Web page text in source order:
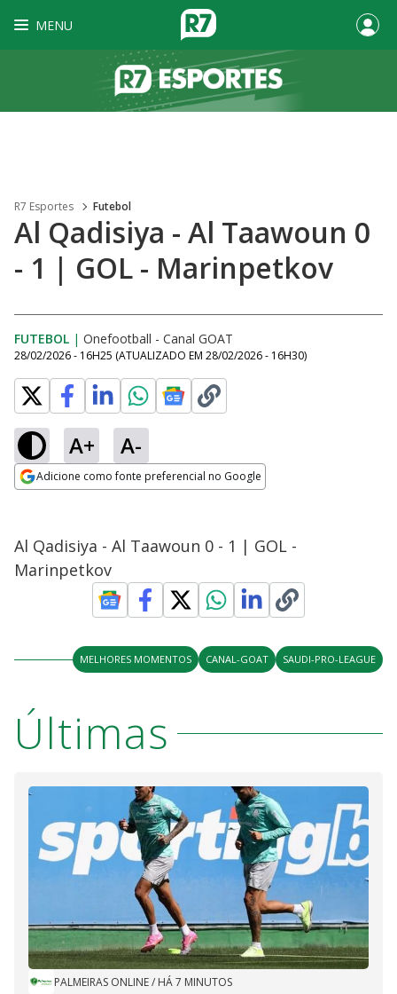
MENU
R7 Esportes Futebol
Al Qadisiya - Al Taawoun 0
- 1 | GOL - Marinpetkov
FUTEBOL | Onefootball - Canal GOAT
28/02/2026 - 16H25 (ATUALIZADO EM 28/02/2026 - 16H30)
A+ A-
Adicione como fonte preferencial no Google
Al Qadisiya - Al Taawoun 0 - 1 | GOL -
Marinpetkov
MELHORES MOMENTOS CANAL-GOAT SAUDI-PRO-LEAGUE
Últimas
PALMEIRAS ONLINE/ HÁ 7 MINUTOS